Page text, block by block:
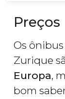
Preços
Os
Zurique
Europa,
bom